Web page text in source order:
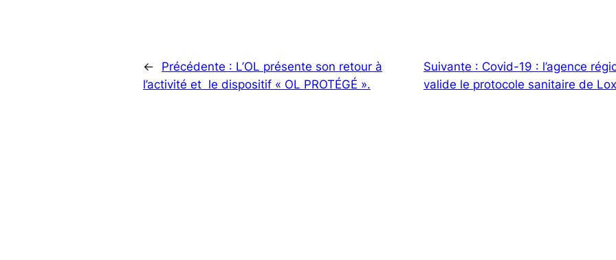
← Précédente : L’OL présente son retour à
l’activité et le dispositif « OL PROTÉGÉ ».
Suivante : Covid-19 : l’agence
valide le protocole sanitaire de